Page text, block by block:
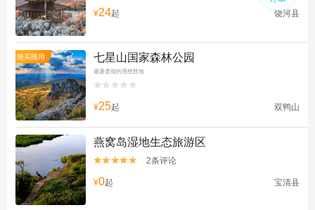
¥24起 饶河县
随买随用 七星山国家森林公园
避暑度假的理想胜地


¥25起 双鸭山
燕窝岛湿地生态旅游区

 2条评论
¥0起 宝清县